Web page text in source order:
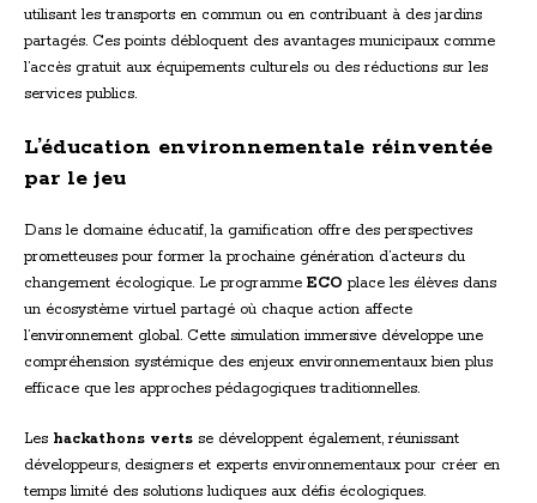
utilisant les transports en commun ou en contribuant à des jardins
partagés. Ces points débloquent des avantages municipaux comme
l’accès gratuit aux équipements culturels ou des réductions sur les
services publics.
L’éducation environnementale réinventée
par le jeu
Dans le domaine éducatif, la gamification offre des perspectives
prometteuses pour former la prochaine génération d’acteurs du
changement écologique. Le programme ECO place les élèves dans
un écosystème virtuel partagé où chaque action affecte
l’environnement global. Cette simulation immersive développe une
compréhension systémique des enjeux environnementaux bien plus
efficace que les approches pédagogiques traditionnelles.
Les hackathons verts se développent également, réunissant
développeurs, designers et experts environnementaux pour créer en
temps limité des solutions ludiques aux défis écologiques.